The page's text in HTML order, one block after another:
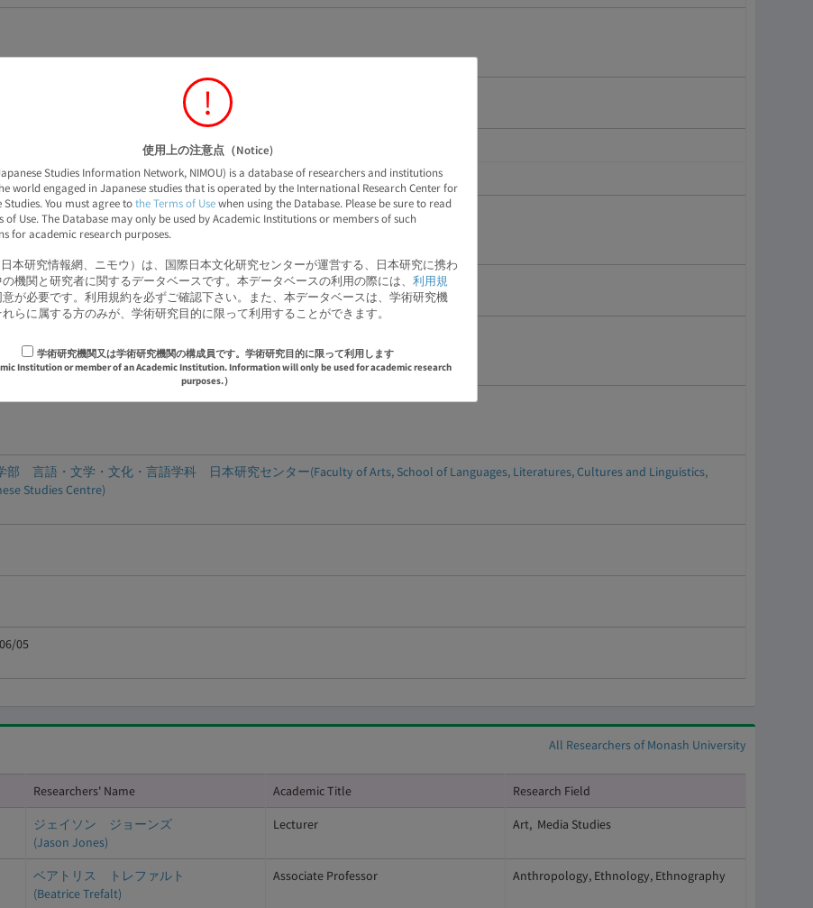
研究所(University, Research Institution)
Language, Translation, Linguistcs / Literature
(Active)
部 言語・文学・文化・言語学科 日本研究センター(Faculty of Arts, School of Languages, Literatures, Cultures and Linguistics,
Studies Centre)
05
All Researchers of Monash University
Researchers' Name Academic Title Research Field
ジェイソン ジョーンズ
(Jason Jones)
Lecturer Art, Media Studies
ベアトリス トレファルト
(Beatrice Trefalt)
Associate Professor Anthropology, Ethnology, Ethnography
!
使用上の注意点（Notice)
Studies Information Network, NIMOU) is a database of researchers and institutions
world engaged in Japanese studies that is operated by the International Research Center for
Studies. You must agree tothe Terms of Usewhen using the Database. Please be sure to read
of Use. The Database may only be used by Academic Institutions or members of such
for academic research purposes.
日本研究情報網、ニモウ）は、国際日本文化研究センターが運営する、日本研究に携わ
機関と研究者に関するデータベースです。本データベースの利用の際には、 利用規
が必要です。利用規約を必ずご確認下さい。また、本データベースは、学術研究機
らに属する方のみが、学術研究目的に限って利用することができます。
学術研究機関又は学術研究機関の構成員です。学術研究目的に限って利用します
Institution or member of an Academic Institution. Information will only be used for academic research
purposes.）